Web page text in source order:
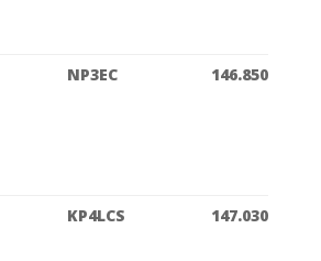
NP3EC 146.850
KP4LCS 147.030